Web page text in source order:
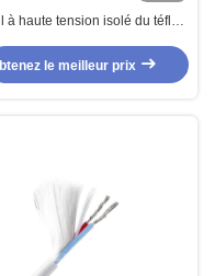
à haute tension isolé du téflon
le meilleur prix